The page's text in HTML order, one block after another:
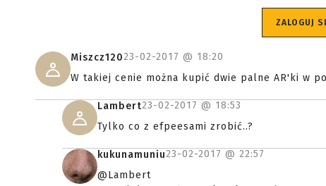
ZALOGUJ
Miszcz12023-02-2017 @ 18:20
W takiej cenie można kupić dwie palne AR'ki w
Lambert23-02-2017 @ 18:53
Tylko co z efpeesami zrobić..?
kukunamuniu23-02-2017 @ 22:57
@Lambert